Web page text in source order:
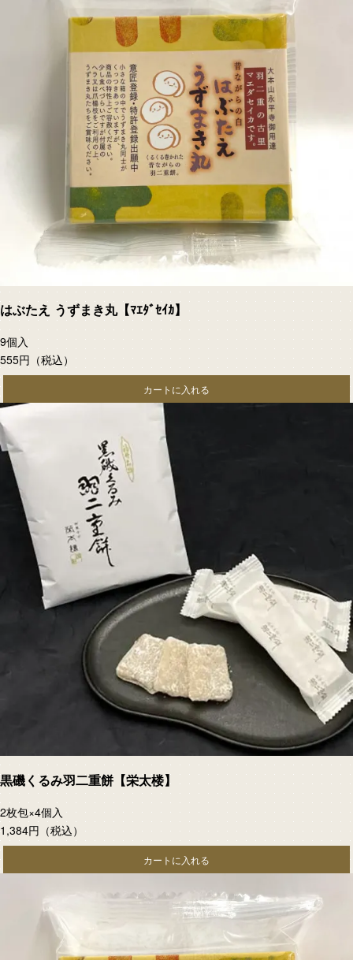
はぶたえ うずまき丸【ﾏｴﾀﾞｾｲｶ】
9個入
555円 （税込）
カートに入れる
黒磯くるみ羽二重餅【栄太楼】
2枚包×4個入
1,384円 （税込）
カートに入れる